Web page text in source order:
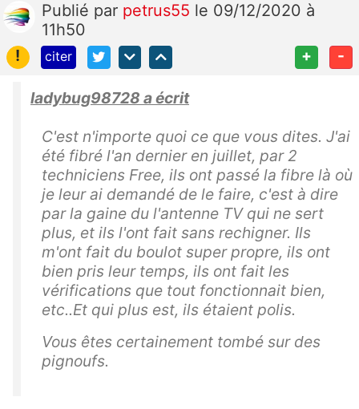
Publié par petrus55 le 09/12/2020 à
11h50
!
citer + -
ladybug98728 a écrit
C'est n'importe quoi ce que vous dites. J'ai
été fibré l'an dernier en juillet, par 2
techniciens Free, ils ont passé la fibre là où
je leur ai demandé de le faire, c'est à dire
par la gaine du l'antenne TV qui ne sert
plus, et ils l'ont fait sans rechigner. Ils
m'ont fait du boulot super propre, ils ont
bien pris leur temps, ils ont fait les
vérifications que tout fonctionnait bien,
etc..Et qui plus est, ils étaient polis.
Vous êtes certainement tombé sur des
pignoufs.